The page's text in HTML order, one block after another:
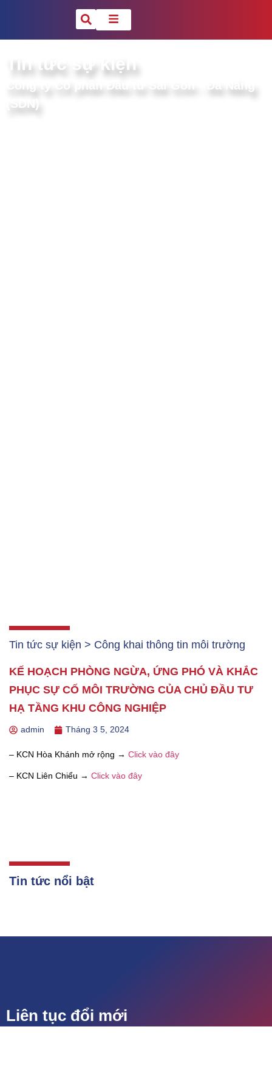
Tin tức sự kiện
Công ty Cổ phần Đầu tư Sài Gòn - Đà Nẵng
(SDN)
Tin tức sự kiện > Công khai thông tin môi trường
KẾ HOẠCH PHÒNG NGỪA, ỨNG PHÓ VÀ KHẮC
PHỤC SỰ CỐ MÔI TRƯỜNG CỦA CHỦ ĐẦU TƯ
HẠ TẦNG KHU CÔNG NGHIỆP
admin Tháng 3 5, 2024
– KCN Hòa Khánh mở rộng → Click vào đây
– KCN Liên Chiểu → Click vào đây
Tin tức nổi bật
Liên tục đổi mới